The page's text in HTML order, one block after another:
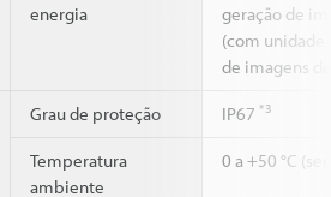
energia
geração de
(com unidade
de imagens
Grau de proteção IP67 *3
Temperatura
ambiente
0 a +50 °C